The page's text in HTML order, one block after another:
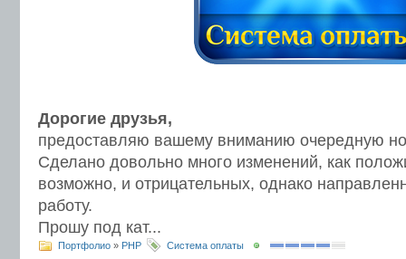
Дорогие друзья,
предоставляю вашему вниманию очередную
Сделано довольно много изменений, как
возможно, и отрицательных, однако
работу.
Прошу под кат...
Портфолио » PHP Система оплаты